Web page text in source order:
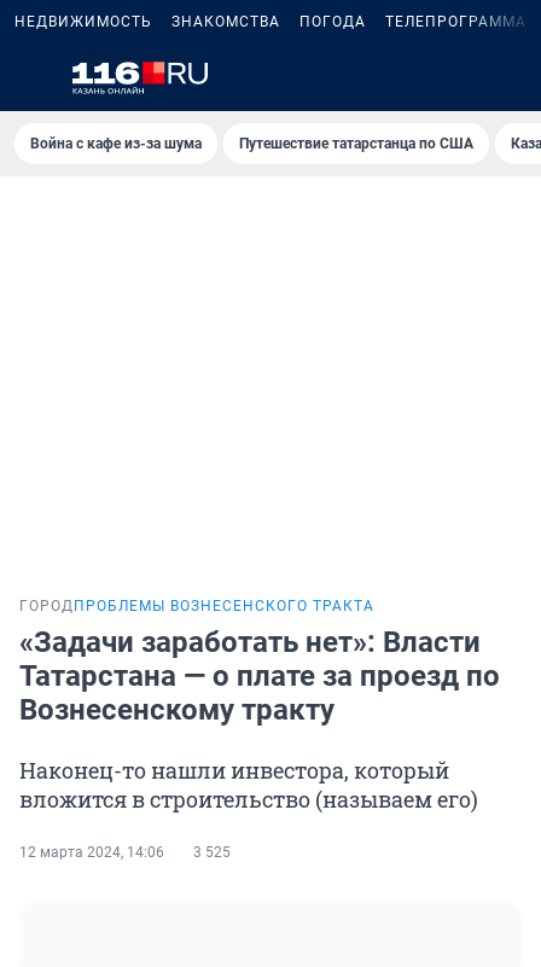
НЕДВИЖИМОСТЬ ЗНАКОМСТВА ПОГОДА ТЕЛЕПРОГРАММА
Война с кафе из-за шума Путешествие татарстанца по США
ГОРОД ПРОБЛЕМЫ ВОЗНЕСЕНСКОГО ТРАКТА
«Задачи заработать нет»: Власти
Татарстана — о плате за проезд по
Вознесенскому тракту
Наконец-то нашли инвестора, который
вложится в строительство (называем его)
12 марта 2024, 14:06 3 525